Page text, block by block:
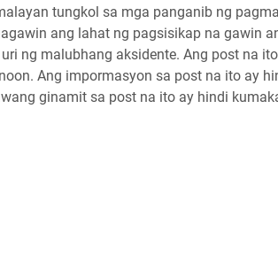
tungkol sa mga panganib ng
ang lahat ng pagsisikap na gawin
ng malubhang aksidente. Ang post na
Ang impormasyon sa post na ito ay
ginamit sa post na ito ay hindi